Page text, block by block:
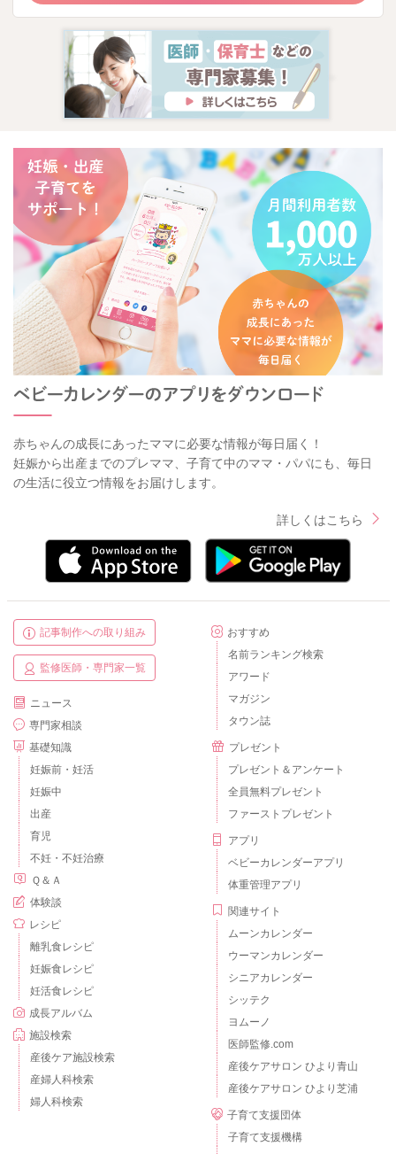
赤ちゃんの成長にあったママに必要な情報が毎日届く！
妊娠から出産までのプレママ、子育て中のママ・パパにも、毎日
の生活に役立つ情報をお届けします。
詳しくはこちら
記事制作への取り組み
監修医師・専門家一覧
ニュース
専門家相談
基礎知識
妊娠前・妊活
妊娠中
出産
育児
不妊・不妊治療
Ｑ＆Ａ
体験談
レシピ
離乳食レシピ
妊娠食レシピ
妊活食レシピ
成長アルバム
施設検索
産後ケア施設検索
産婦人科検索
婦人科検索
おすすめ
名前ランキング検索
アワード
マガジン
タウン誌
プレゼント
プレゼント＆アンケート
全員無料プレゼント
ファーストプレゼント
アプリ
ベビーカレンダーアプリ
体重管理アプリ
関連サイト
ムーンカレンダー
ウーマンカレンダー
シニアカレンダー
シッテク
ヨムーノ
医師監修.com
産後ケアサロン ひより青山
産後ケアサロン ひより芝浦
子育て支援団体
子育て支援機構